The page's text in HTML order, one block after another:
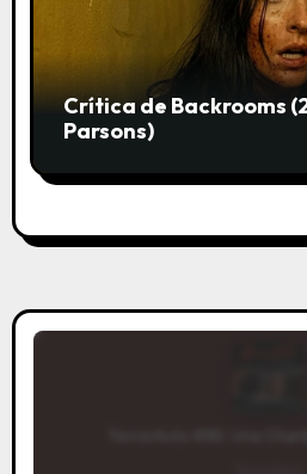
Crítica de Backrooms
Parsons)